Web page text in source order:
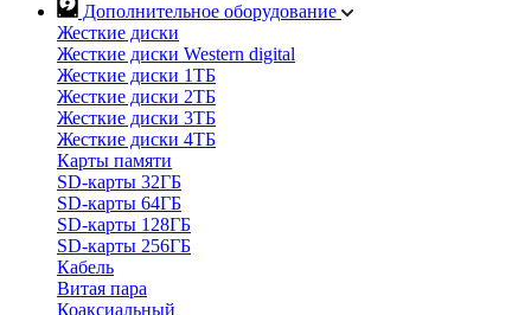
Дополнительное оборудование
Жесткие диски
Жесткие диски Western digital
Жесткие диски 1ТБ
Жесткие диски 2ТБ
Жесткие диски 3ТБ
Жесткие диски 4ТБ
Карты памяти
SD-карты 32ГБ
SD-карты 64ГБ
SD-карты 128ГБ
SD-карты 256ГБ
Кабель
Витая пара
Коаксиальный